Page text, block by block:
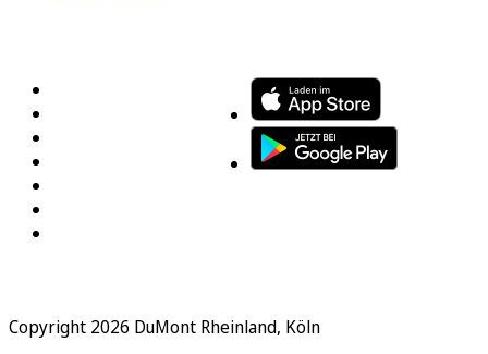
Copyright 2026 DuMont Rheinland, Köln